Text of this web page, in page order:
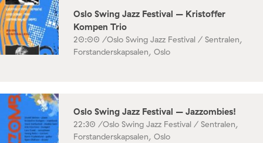
Oslo Swing Jazz Festival – Kristoffer
Kompen Trio
20:00 /Oslo Swing Jazz Festival / Sentralen,
Forstanderskapsalen, Oslo
Oslo Swing Jazz Festival – Jazzombies!
22:30 /Oslo Swing Jazz Festival / Sentralen,
Forstanderskapsalen, Oslo